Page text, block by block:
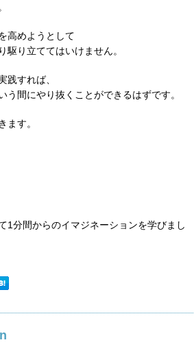
高めようとして
駆り立ててはいけません。
践すれば、
う間にやり抜くことができるはずです。
ます。
1分間からのイマジネーションを学びまし